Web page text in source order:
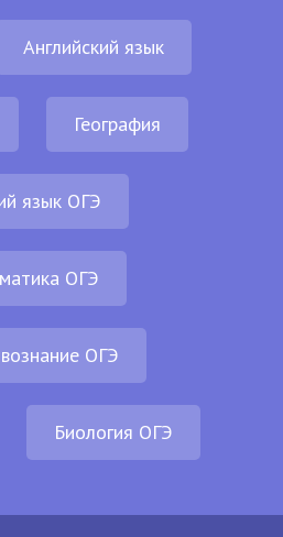
Английский язык
География
язык ОГЭ
ОГЭ
ОГЭ
Биология ОГЭ